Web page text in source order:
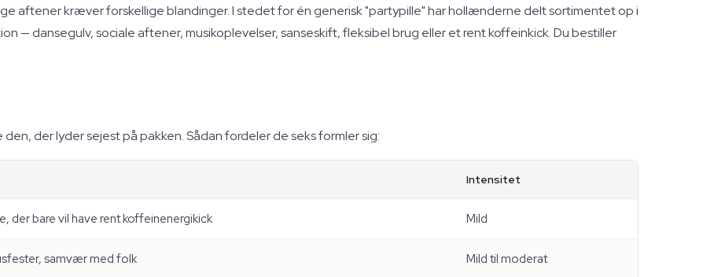
aftener kræver forskellige blandinger. I stedet for én generisk "partypille" har hollænderne delt sortimentet op i
— dansegulv, sociale aftener, musikoplevelser, sanseskift, fleksibel brug eller et rent koffeinkick. Du bestiller
der lyder sejest på pakken. Sådan fordeler de seks formler sig:
Intensitet
der bare vil have rent koffeinenergikick Mild
samvær med folk Mild til moderat